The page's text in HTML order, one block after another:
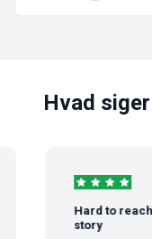
Hvad
Hard to reach
story